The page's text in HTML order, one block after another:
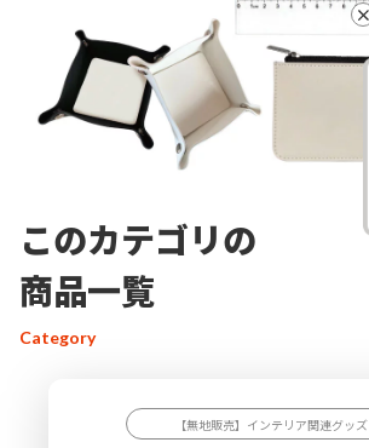
このカテゴリの
商品一覧
Category
【無地販売】インテリア関連グッズ